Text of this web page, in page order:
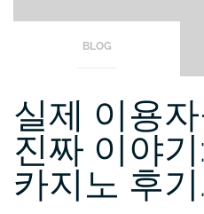
BLOG
실제 이용
진짜 이야
카지노 후기